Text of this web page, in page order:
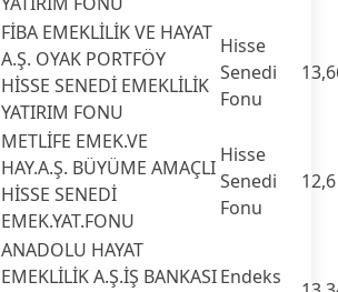
FİBA EMEKLİLİK VE HAYAT
A.Ş. OYAK PORTFÖY
HİSSE SENEDİ EMEKLİLİK
YATIRIM FONU
Hisse
Senedi
Fonu
METLİFE EMEK.VE
HAY.A.Ş. BÜYÜME AMAÇLI
HİSSE SENEDİ
EMEK.YAT.FONU
Hisse
Senedi
Fonu
12,6
ANADOLU HAYAT
EMEKLİLİK A.Ş.İŞ BANKASIEndeks